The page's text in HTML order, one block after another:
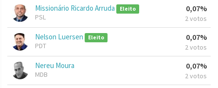
Missionário Ricardo Arruda Eleito
PSL
0,07%
2 votos
Nelson Luersen Eleito
PDT
0,07%
2 votos
Nereu Moura
MDB
0,07%
2 votos